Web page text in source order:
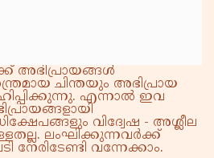
അഭിപ്രായങ്ങൾ
ചിന്തയും അഭിപ്രായ
എന്നാൽ ഇവ
വിദ്വേഷ - അശ്ലീല
ലംഘിക്കുന്നവർക്ക്
വന്നേക്കാം.